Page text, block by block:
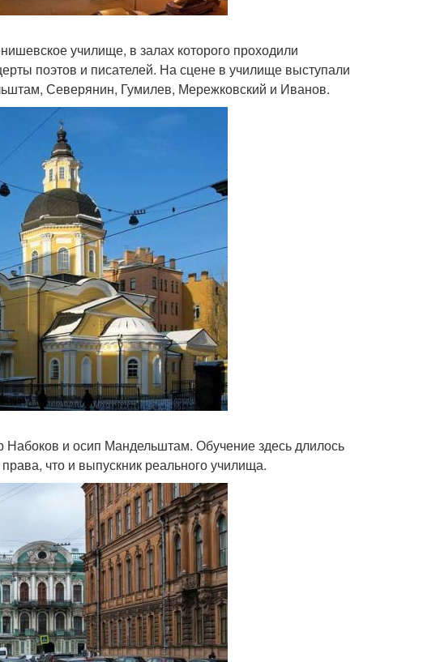
училище, в залах которого проходили
поэтов и писателей. На сцене в училище выступали
Северянин, Гумилев, Мережковский и Иванов.
и осип Мандельштам. Обучение здесь длилось
что и выпускник реального училища.